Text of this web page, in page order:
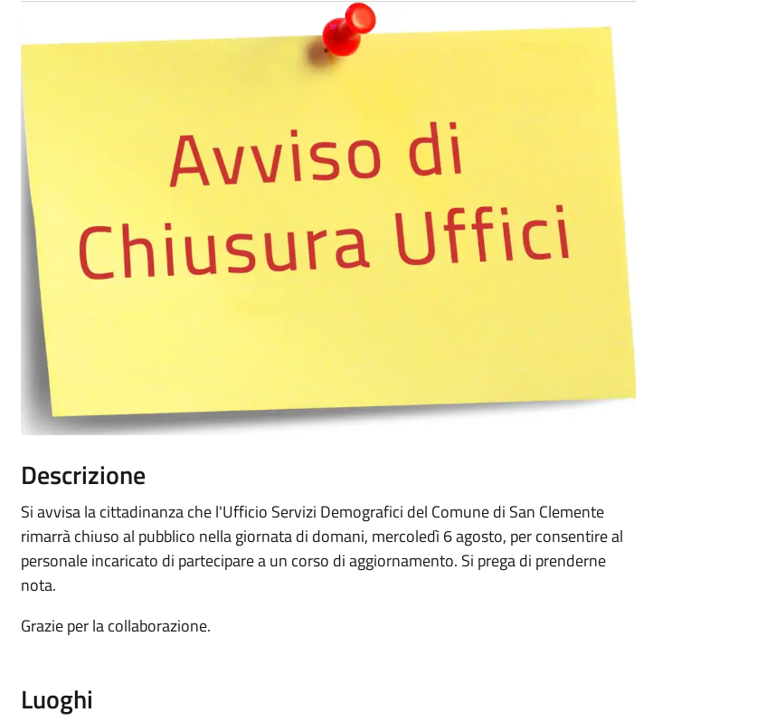
Descrizione
Si avvisa la cittadinanza che l'Ufficio Servizi Demografici del Comune di San Clemente
rimarrà chiuso al pubblico nella giornata di domani, mercoledì 6 agosto, per consentire al
personale incaricato di partecipare a un corso di aggiornamento. Si prega di prenderne
nota.
Grazie per la collaborazione.
Luoghi